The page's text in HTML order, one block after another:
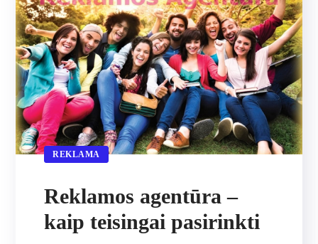
REKLAMA
Reklamos agentūra –
kaip teisingai pasirinkti